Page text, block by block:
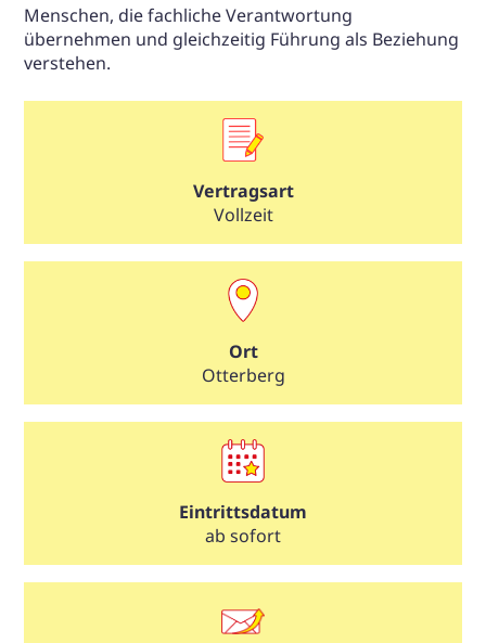
Menschen, die fachliche Verantwortung
übernehmen und gleichzeitig Führung als Beziehung
verstehen.
Vertragsart
Vollzeit
Ort
Otterberg
Eintrittsdatum
ab sofort